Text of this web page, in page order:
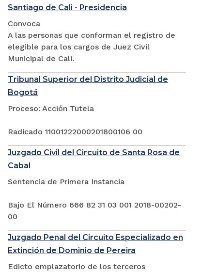
Santiago de Cali - Presidencia
Convoca
A las personas que conforman el registro de
elegible para los cargos de Juez Civil
Municipal de Cali.
Tribunal Superior del Distrito Judicial de
Bogotá
Proceso: Acción Tutela
Radicado 11001222000201800106 00
Juzgado Civil del Circuito de Santa Rosa de
Cabal
Sentencia de Primera Instancia
Bajo El Número 666 82 31 03 001 2018-00202-
00
Juzgado Penal del Circuito Especializado en
Extinción de Dominio de Pereira
Edicto emplazatorio de los terceros